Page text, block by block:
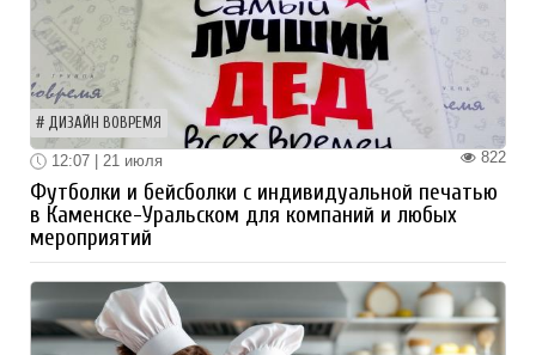
ДИЗАЙН ВОВРЕМЯ
822
12:07 | 21 июля
Футболки и бейсболки с индивидуальной печатью
в Каменске-Уральском для компаний и любых
мероприятий